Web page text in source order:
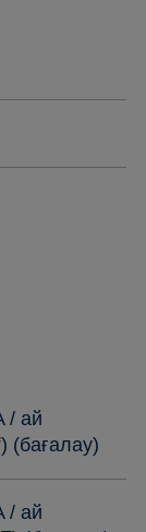
/ ай
(бағалау)
/ ай